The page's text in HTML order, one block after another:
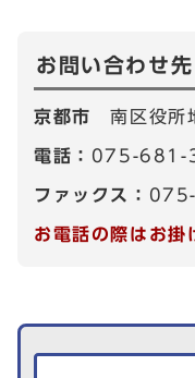
お問い合わせ先
京都市南区役所
電話： 075-681-
ファックス：
お電話の際はお掛
生活情報を探